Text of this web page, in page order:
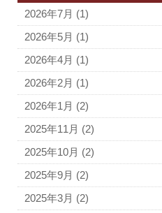
2026年7月 (1)
2026年5月 (1)
2026年4月 (1)
2026年2月 (1)
2026年1月 (2)
2025年11月 (2)
2025年10月 (2)
2025年9月 (2)
2025年3月 (2)